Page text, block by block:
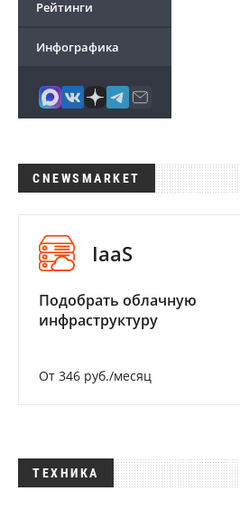
Рейтинги
Инфографика
CNEWSMARKET
IaaS
Подобрать облачную
инфраструктуру
От 346 руб./месяц
ТЕХНИКА